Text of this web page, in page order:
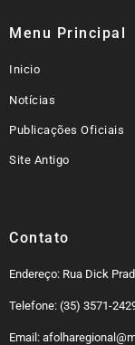
Menu Principal
Inicio
Notícias
Publicações Oficiais
Site Antigo
Contato
Endereço: Rua Dick
Telefone: (35) 3571-
Email: